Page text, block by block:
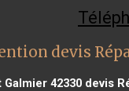
devis
42330devis